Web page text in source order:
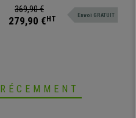
résistant. Très bon rapport
qualité/prix!
369,90 €
279,90 €HT Envoi GRATUIT
RÉCEMMENT